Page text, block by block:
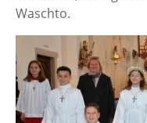
Waschto.